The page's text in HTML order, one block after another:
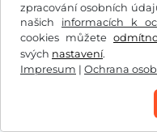
zpracování osobních
našich informacích k
cookies můžete
svých nastavení.
Impresum | Ochrana